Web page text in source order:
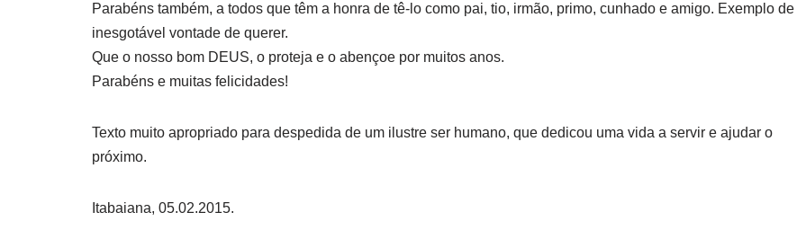
Parabéns também, a todos que têm a honra de tê-lo como pai, tio, irmão, primo, cunhado e amigo. Exemplo de
inesgotável vontade de querer.
Que o nosso bom DEUS, o proteja e o abençoe por muitos anos.
Parabéns e muitas felicidades!
Texto muito apropriado para despedida de um ilustre ser humano, que dedicou uma vida a servir e ajudar o
próximo.
Itabaiana, 05.02.2015.